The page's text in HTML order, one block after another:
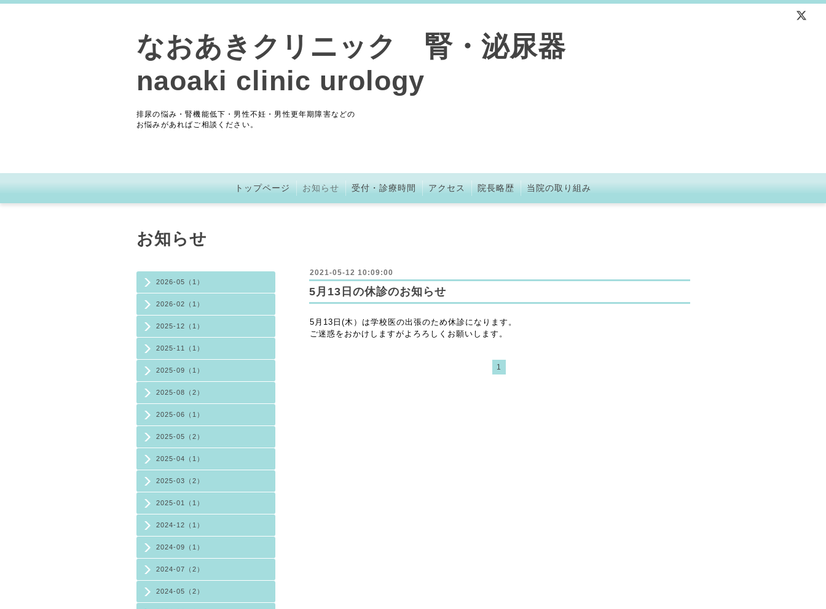
なおあきクリニック 腎・泌尿器
naoaki clinic urology
排尿の悩み・腎機能低下・男性不妊・男性更年期障害などの
お悩みがあればご相談ください。
トップページ お知らせ 受付・診療時間 アクセス 院長略歴 当院の取り組み
2026-05（1）
2026-02（1）
2025-12（1）
2025-11（1）
2025-09（1）
2025-08（2）
2025-06（1）
2025-05（2）
2025-04（1）
2025-03（2）
2025-01（1）
2024-12（1）
2024-09（1）
2024-07（2）
2024-05（2）
お知らせ
2021-05-12 10:09:00
5月13日の休診のお知らせ
5月13日(木）は学校医の出張のため休診になります。
ご迷惑をおかけしますがよろろしくお願いします。
1